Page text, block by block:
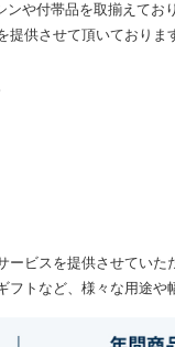
や付帯品を取揃えており
供させて頂いておりま
ビスを提供させていた
トなど、様々な用途や